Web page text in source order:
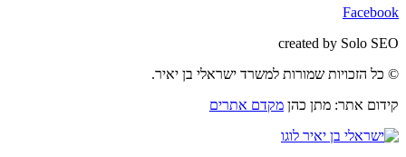
Facebook
created by Solo SEO
© כל הזכויות שמורות למשרד ישראלי בן יאיר.
קידום אתר: מתן כהן מקדם אתרים